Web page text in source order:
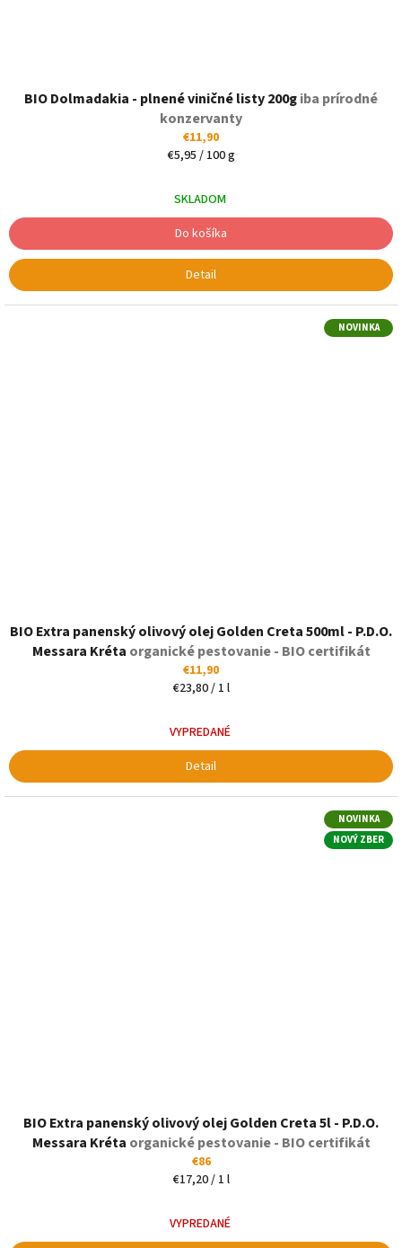
BIO Dolmadakia - plnené viničné listy 200giba prírodné
konzervanty
€11,90
Jednotková
€5,95 / 100 g
SKLADOM
Do košíka
Detail
NOVINKA
BIO Extra panenský olivový olej Golden Creta 500ml - P.D.O.
Messara Kréta organické pestovanie - BIO certifikát
€11,90
Jednotková
€23,80 / 1 l
VYPREDANÉ
Detail
NOVINKA
NOVÝ ZBER
BIO Extra panenský olivový olej Golden Creta 5l - P.D.O.
Messara Kréta organické pestovanie - BIO certifikát
€86
Jednotková
€17,20 / 1 l
VYPREDANÉ